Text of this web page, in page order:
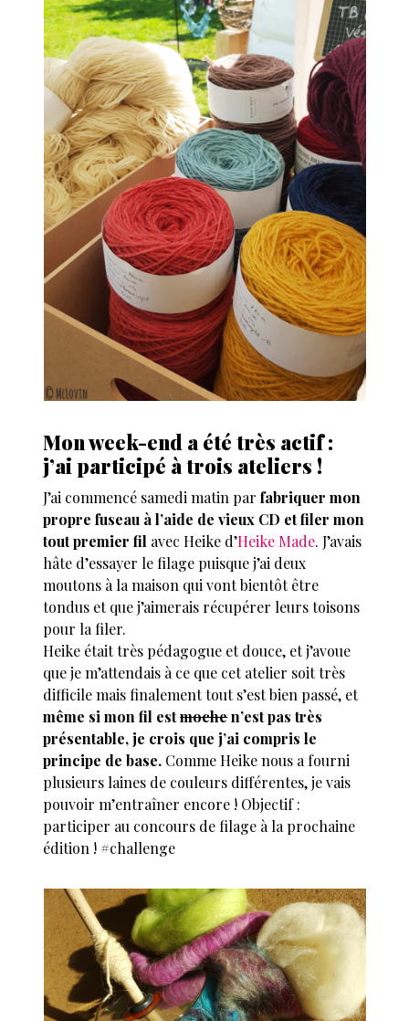
Mon week-end a été très actif :
j’ai participé à trois ateliers !
J’ai commencé samedi matin parfabriquer mon
propre fuseau à l’aide de vieux CD et filer mon
tout premier fil avec Heike d’Heike Made. J’avais
hâte d’essayer le filage puisque j’ai deux
moutons à la maison qui vont bientôt être
tondus et que j’aimerais récupérer leurs toisons
pour la filer.
Heike était très pédagogue et douce, et j’avoue
que je m’attendais à ce que cet atelier soit très
difficile mais finalement tout s’est bien passé, et
même si mon fil estmochen’est pas très
présentable, je crois que j’ai compris le
principe de base. Comme Heike nous a fourni
plusieurs laines de couleurs différentes, je vais
pouvoir m’entraîner encore ! Objectif :
participer au concours de filage à la prochaine
édition ! #challenge